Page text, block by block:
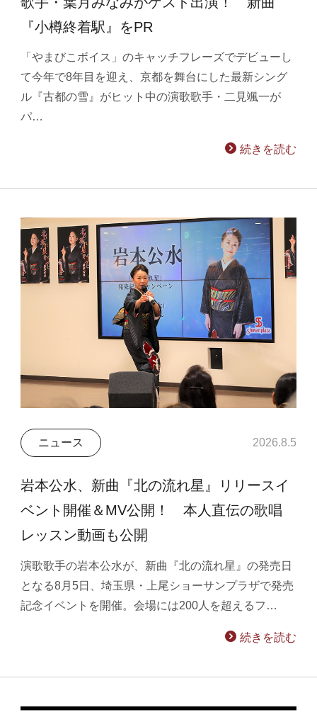
『小樽終着駅』をPR
「やまびこボイス」のキャッチフレーズでデビューし
て今年で8年目を迎え、京都を舞台にした最新シング
ル『古都の雪』がヒット中の演歌歌手・二見颯一が
パ…
続きを読む
ニュース 2026.8.5
岩本公水、新曲『北の流れ星』リリースイ
ベント開催＆MV公開！ 本人直伝の歌唱
レッスン動画も公開
演歌歌手の岩本公水が、新曲『北の流れ星』の発売日
となる8月5日、埼玉県・上尾ショーサンプラザで発売
記念イベントを開催。会場には200人を超えるフ…
続きを読む